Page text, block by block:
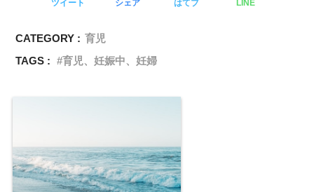
ツイート シェア はてブ LINE
CATEGORY : 育児
TAGS :
育児、妊娠中、妊婦